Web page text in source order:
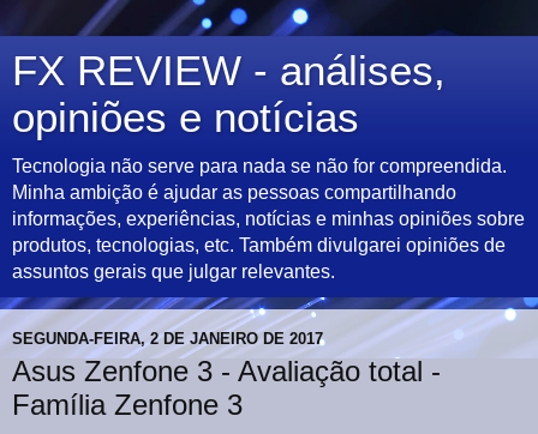
FX REVIEW - análises,
opiniões e notícias
Tecnologia não serve para nada se não for compreendida.
Minha ambição é ajudar as pessoas compartilhando
informações, experiências, notícias e minhas opiniões sobre
produtos, tecnologias, etc. Também divulgarei opiniões de
assuntos gerais que julgar relevantes.
SEGUNDA-FEIRA, 2 DE JANEIRO DE 2017
Asus Zenfone 3 - Avaliação total -
Família Zenfone 3